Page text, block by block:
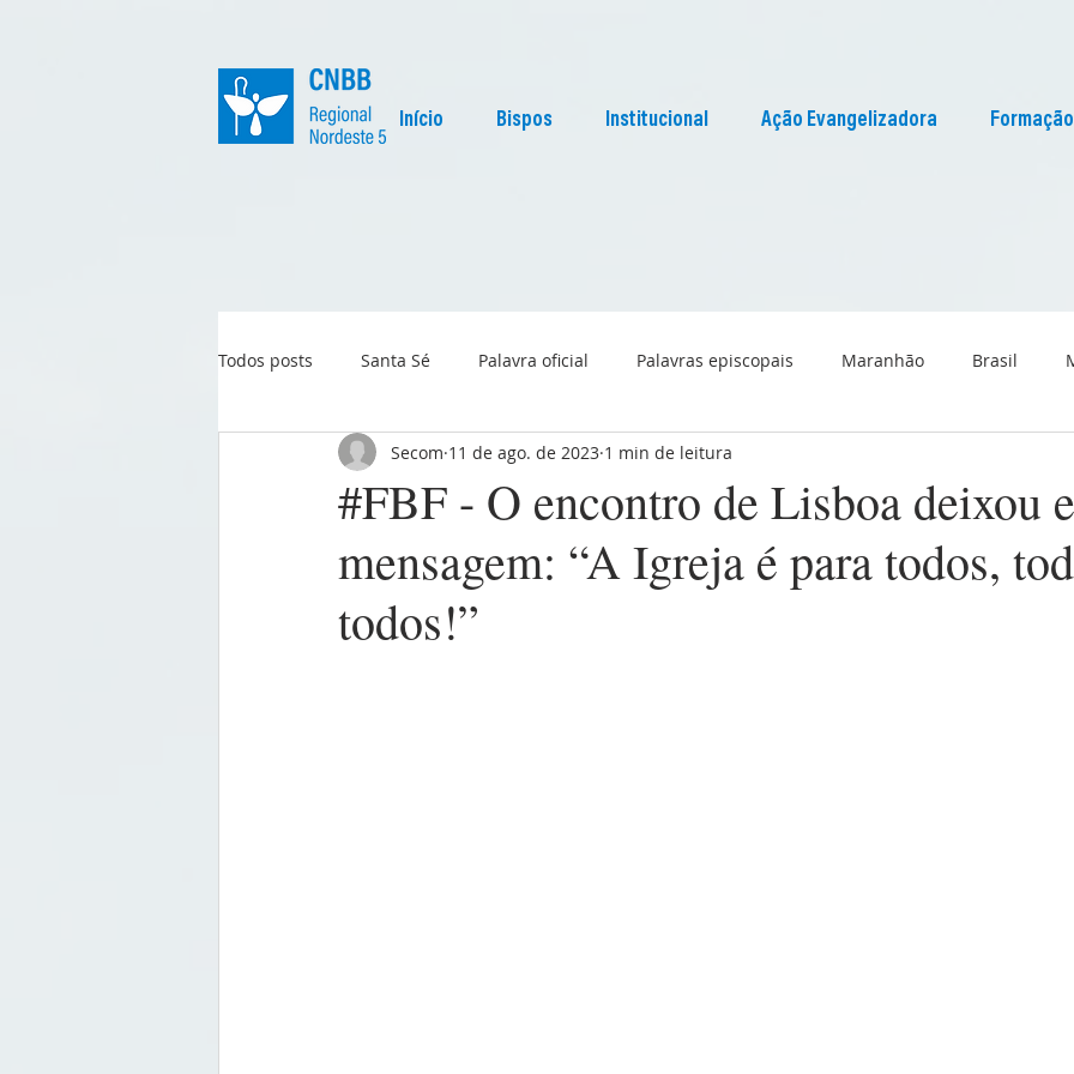
Início Bispos Institucional Ação Evangelizadora Formação
Todos posts Santa Sé Palavra oficial Palavras episcopais Maranhão Brasil
Igreja no Mundo Liturgia Pascom Maranhão
#FBF - O encontro de Lisboa deixou
mensagem: “A Igreja é para todos,
todos!”
Secom 11 de ago. de 2023 1 min de leitura